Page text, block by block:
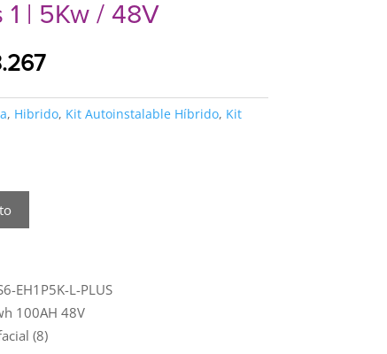
1 | 5Kw / 48V
El
actual
es:
, Hibrido, Kit Autoinstalable Híbrido, Kit
EH1P5K-L-PLUS
100AH 48V
(8)